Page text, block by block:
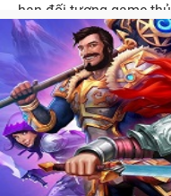
hạn đối tượng game thủ.